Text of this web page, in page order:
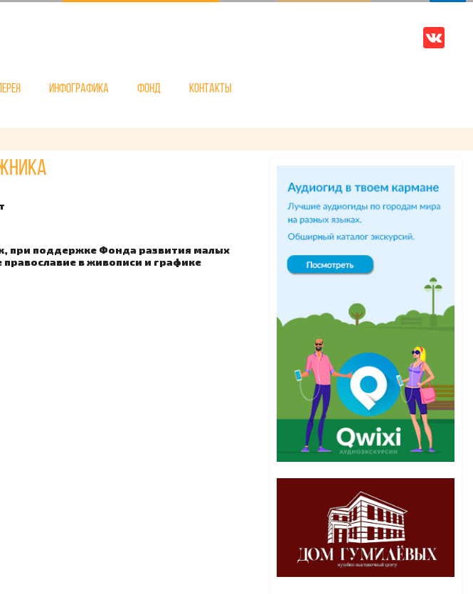
Инфографика Фонд Контакты
при поддержке Фонда развития малых
православие в живописи и графике